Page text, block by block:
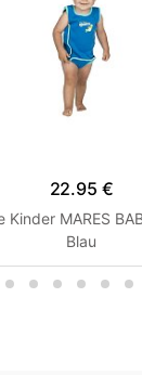
22.95 €
MARES
Blau